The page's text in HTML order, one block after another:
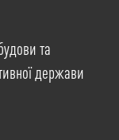
та
держави